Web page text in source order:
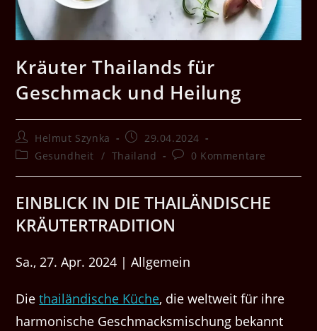
Kräuter Thailands für
Geschmack und Heilung
Beitrags-
Autor:
Helmut Szynka
Beitrag
veröffentlicht:
29.04.2024
Beitrags-
Gesundheit / Thailand
Beitrags-
0 Kommentare
EINBLICK IN DIE THAILÄNDISCHE
KRÄUTERTRADITION
Sa., 27. Apr. 2024 | Allgemein
Diethailändis­che Küche, die weltweit für ihre
har­monis­che Geschmacksmis­chung bekan­nt